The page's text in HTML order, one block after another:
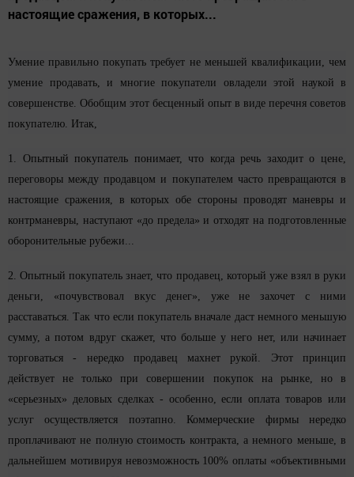
настоящие сражения, в которых...
Умение правильно покупать требует не меньшей квалификации, чем
умение продавать, и многие покупатели овладели этой наукой в
совершенстве. Обобщим этот бесценный опыт в виде перечня советов
покупателю. Итак,
1. Опытный покупатель понимает, что когда речь заходит о цене,
переговоры между продавцом и покупателем часто превращаются в
настоящие сражения, в которых обе стороны проводят маневры и
контрманевры, наступают «до предела» и отходят на подготовленные
оборонительные рубежи...
2. Опытный покупатель знает, что продавец, который уже взял в руки
деньги, «почувствовал вкус денег», уже не захочет с ними
расставаться. Так что если покупатель вначале даст немного меньшую
сумму, а потом вдруг скажет, что больше у него нет, или начинает
торговаться - нередко продавец махнет рукой. Этот принцип
действует не только при совершении покупок на рынке, но в
«серьезных» деловых сделках - особенно, если оплата товаров или
услуг осуществляется поэтапно. Коммерческие фирмы нередко
проплачивают не полную стоимость контракта, а немного меньше, в
дальнейшем мотивируя невозможность 100% оплаты «объективными